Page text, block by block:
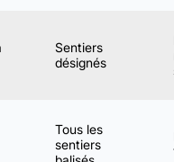
Sentiers
désignés
Tous les
sentiers